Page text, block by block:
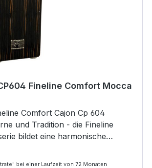
Fineline Comfort Mocca
Comfort Cajon Cp 604
und Tradition - die Fineline
bildet eine harmonische
Werten und
Sound-technologie.
bei einer Laufzeit von 72 Monaten